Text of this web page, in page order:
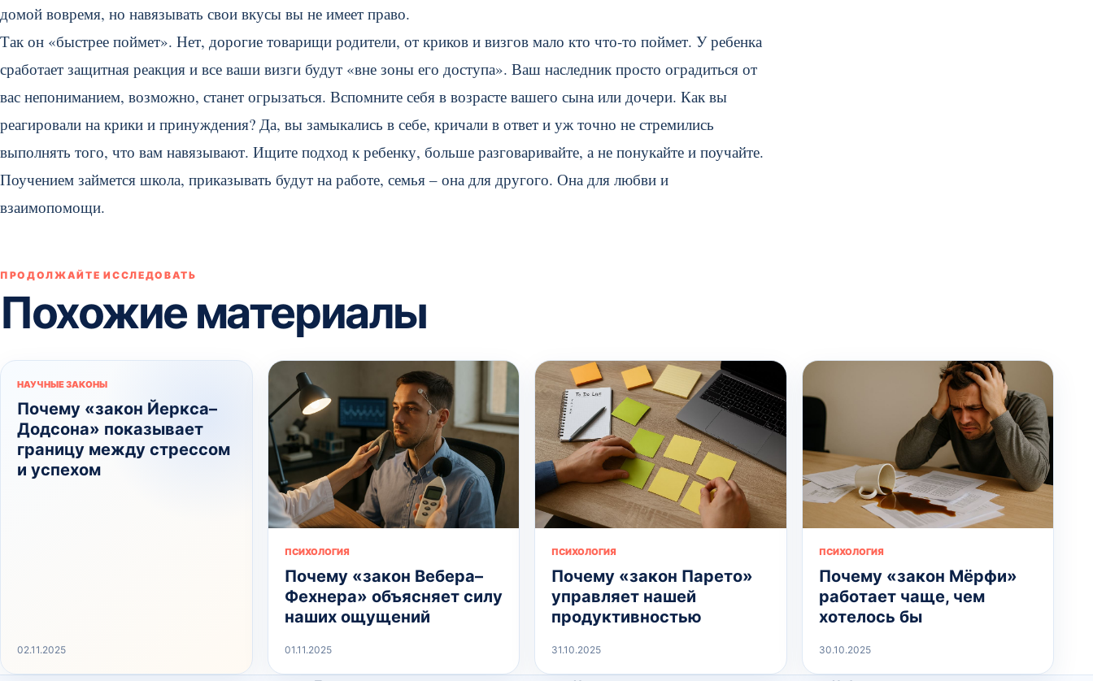
домой вовремя, но навязывать свои вкусы вы не имеет право.
Так он «быстрее поймет». Нет, дорогие товарищи родители, от криков и визгов мало кто что-то поймет. У ребенка
сработает защитная реакция и все ваши визги будут «вне зоны его доступа». Ваш наследник просто оградиться от
вас непониманием, возможно, станет огрызаться. Вспомните себя в возрасте вашего сына или дочери. Как вы
реагировали на крики и принуждения? Да, вы замыкались в себе, кричали в ответ и уж точно не стремились
выполнять того, что вам навязывают. Ищите подход к ребенку, больше разговаривайте, а не понукайте и поучайте.
Поучением займется школа, приказывать будут на работе, семья – она для другого. Она для любви и
взаимопомощи.
ПРОДОЛЖАЙТЕ ИССЛЕДОВАТЬ
Похожие материалы
НАУЧНЫЕ ЗАКОНЫ
Почему «закон Йеркса–
Додсона» показывает
границу между стрессом
и успехом
02.11.2025
ПСИХОЛОГИЯ
Почему «закон Вебера–
Фехнера» объясняет силу
наших ощущений
01.11.2025
ПСИХОЛОГИЯ
Почему «закон Парето»
управляет нашей
продуктивностью
31.10.2025
ПСИХОЛОГИЯ
Почему «закон Мёрфи»
работает чаще, чем
хотелось бы
30.10.2025